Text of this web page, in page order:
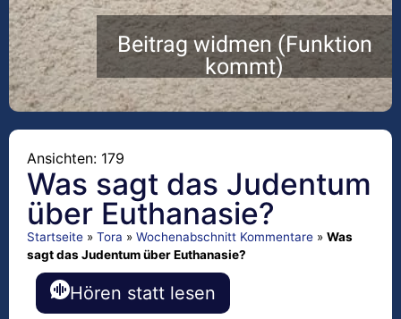
Beitrag widmen (Funktion
kommt)
Ansichten: 179
Was sagt das Judentum
über Euthanasie?
Startseite » Tora » Wochenabschnitt Kommentare » Was
sagt das Judentum über Euthanasie?
Hören statt lesen